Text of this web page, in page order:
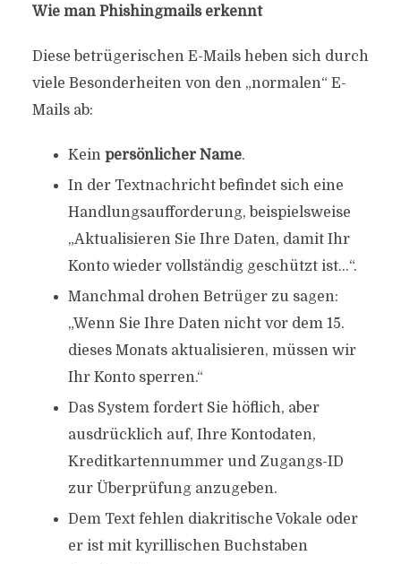
Wie man Phishingmails erkennt
Diese betrügerischen E-Mails heben sich durch
viele Besonderheiten von den „normalen“ E-
Mails ab:
Kein persönlicher Name.
In der Textnachricht befindet sich eine
Handlungsaufforderung, beispielsweise
„Aktualisieren Sie Ihre Daten, damit Ihr
Konto wieder vollständig geschützt ist…“.
Manchmal drohen Betrüger zu sagen:
„Wenn Sie Ihre Daten nicht vor dem 15.
dieses Monats aktualisieren, müssen wir
Ihr Konto sperren.“
Das System fordert Sie höflich, aber
ausdrücklich auf, Ihre Kontodaten,
Kreditkartennummer und Zugangs-ID
zur Überprüfung anzugeben.
Dem Text fehlen diakritische Vokale oder
er ist mit kyrillischen Buchstaben